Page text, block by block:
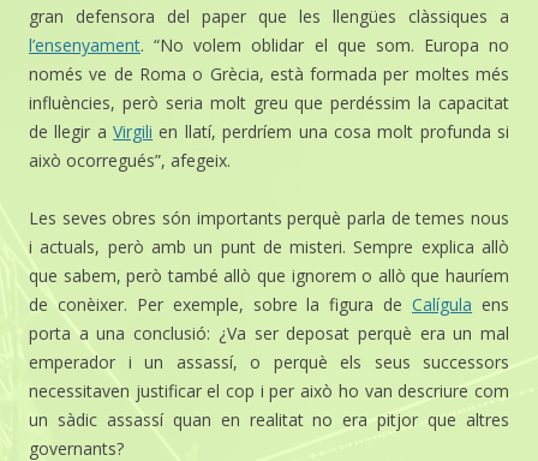
gran defensora del paper que les llengües clàssiques a
l’ensenyament. “No volem oblidar el que som. Europa no
només ve de Roma o Grècia, està formada per moltes més
influències, però seria molt greu que perdéssim la capacitat
de llegir aVirgili en llatí, perdríem una cosa molt profunda si
això ocorregués”, afegeix.
Les seves obres són importants perquè parla de temes nous
i actuals, però amb un punt de misteri. Sempre explica allò
que sabem, però també allò que ignorem o allò que hauríem
de conèixer. Per exemple, sobre la figura deCalígula ens
porta a una conclusió: ¿Va ser deposat perquè era un mal
emperador i un assassí, o perquè els seus successors
necessitaven justificar el cop i per això ho van descriure com
un sàdic assassí quan en realitat no era pitjor que altres
governants?